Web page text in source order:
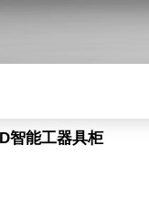
智能工器具柜